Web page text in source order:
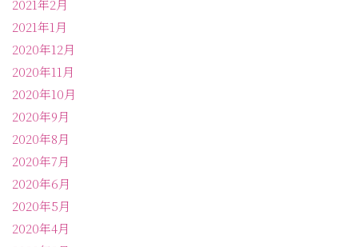
2021年2月
2021年1月
2020年12月
2020年11月
2020年10月
2020年9月
2020年8月
2020年7月
2020年6月
2020年5月
2020年4月